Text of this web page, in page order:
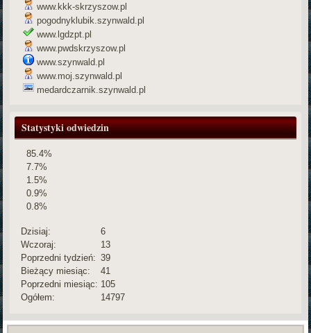
www.kkk-skrzyszow.pl
pogodnyklubik.szynwald.pl
www.lgdzpt.pl
www.pwdskrzyszow.pl
www.szynwald.pl
www.moj.szynwald.pl
medardczarnik.szynwald.pl
Statystyki odwiedzin
85.4%
7.7%
1.5%
0.9%
0.8%
Dzisiaj:
6
Wczoraj:
13
Poprzedni tydzień: 39
Bieżący miesiąc:
41
Poprzedni miesiąc: 105
Ogółem:
14797